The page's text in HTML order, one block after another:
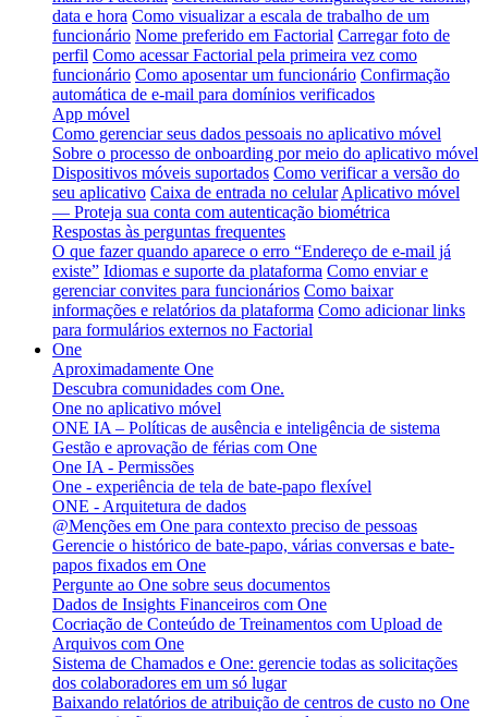
data e hora Como visualizar a escala de trabalho de um
funcionário Nome preferido em Factorial Carregar foto de
perfil Como acessar Factorial pela primeira vez como
funcionário Como aposentar um funcionário Confirmação
automática de e-mail para domínios verificados
App móvel
Como gerenciar seus dados pessoais no aplicativo móvel
Sobre o processo de onboarding por meio do aplicativo móvel
Dispositivos móveis suportados Como verificar a versão do
seu aplicativo Caixa de entrada no celular Aplicativo móvel
— Proteja sua conta com autenticação biométrica
Respostas às perguntas frequentes
O que fazer quando aparece o erro “Endereço de e-mail já
existe” Idiomas e suporte da plataforma Como enviar e
gerenciar convites para funcionários Como baixar
informações e relatórios da plataforma Como adicionar links
para formulários externos no Factorial
One
Aproximadamente One
Descubra comunidades com One.
One no aplicativo móvel
ONE IA – Políticas de ausência e inteligência de sistema
Gestão e aprovação de férias com One
One IA - Permissões
One - experiência de tela de bate-papo flexível
ONE - Arquitetura de dados
@Menções em One para contexto preciso de pessoas
Gerencie o histórico de bate-papo, várias conversas e bate-
papos fixados em One
Pergunte ao One sobre seus documentos
Dados de Insights Financeiros com One
Cocriação de Conteúdo de Treinamentos com Upload de
Arquivos com One
Sistema de Chamados e One: gerencie todas as solicitações
dos colaboradores em um só lugar
Baixando relatórios de atribuição de centros de custo no One